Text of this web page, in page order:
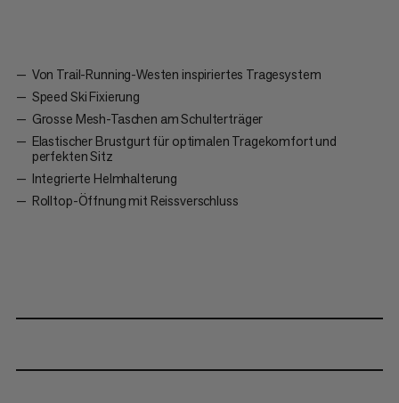
Von Trail-Running-Westen inspiriertes Tragesystem
Speed Ski Fixierung
Grosse Mesh-Taschen am Schulterträger
Elastischer Brustgurt für optimalen Tragekomfort und
perfekten Sitz
Integrierte Helmhalterung
Rolltop-Öffnung mit Reissverschluss